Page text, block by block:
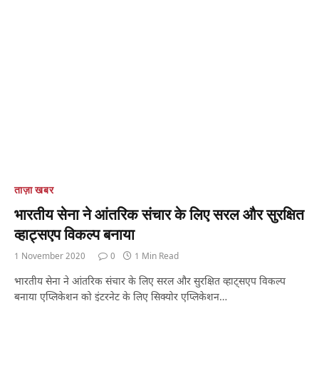
ताज़ा खबर
भारतीय सेना ने आंतरिक संचार के लिए सरल और सुरक्षित
व्हाट्सएप विकल्प बनाया
1 November 2020 0 1 Min Read
भारतीय सेना ने आंतरिक संचार के लिए सरल और सुरक्षित व्हाट्सएप विकल्प
बनाया एप्लिकेशन को इंटरनेट के लिए सिक्योर एप्लिकेशन…